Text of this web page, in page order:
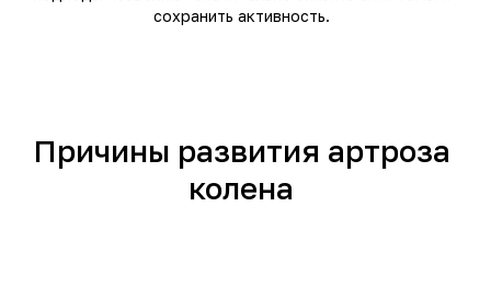
сохранить активность.
Причины развития артроза
колена